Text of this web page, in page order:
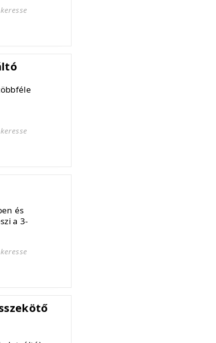
és
a 3-